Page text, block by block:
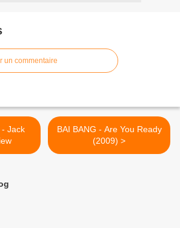
un commentaire
BAI BANG - Are You Ready
(2009) >